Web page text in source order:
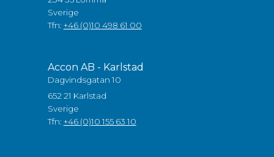
Sverige
Tfn: +46 (0)10 498 61 00
Accon AB - Karlstad
Dagvindsgatan 10
652 21 Karlstad
Sverige
Tfn: +46 (0)10 155 63 10